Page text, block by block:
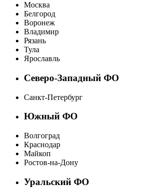
Москва
Белгород
Воронеж
Владимир
Рязань
Тула
Ярославль
Северо-Западный ФО
Санкт-Петербург
Южный ФО
Волгоград
Краснодар
Майкоп
Ростов-на-Дону
Уральский ФО